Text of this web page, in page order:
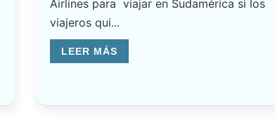
Airlines para viajar en Sudamérica si los
viajeros qui...
LEER MÁS